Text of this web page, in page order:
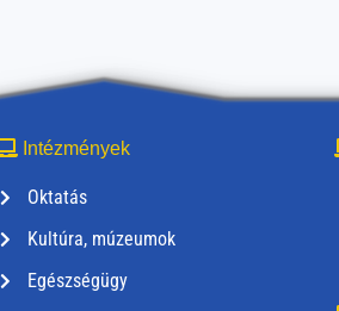
Intézmények
Oktatás
Kultúra, múzeumok
Egészségügy